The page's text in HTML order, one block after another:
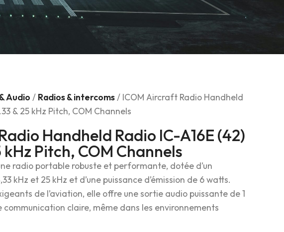
Audio / Radios & intercoms/ ICOM Aircraft Radio Handheld
& 25 kHz Pitch, COM Channels
Handheld Radio IC-A16E (42)
kHz Pitch, COM Channels
radio portable robuste et performante, dotée d’un
kHz et 25 kHz et d’une puissance d’émission de 6 watts.
de l’aviation, elle offre une sortie audio puissante de 1
claire, même dans les environnements